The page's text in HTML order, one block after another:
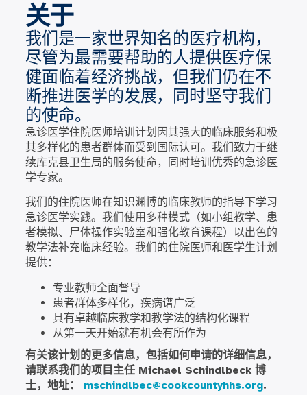
关于
我们是一家世界知名的医疗机构，
尽管为最需要帮助的人提供医疗保
健面临着经济挑战，但我们仍在不
断推进医学的发展，同时坚守我们
的使命。
急诊医学住院医师培训计划因其强大的临床服务和极
其多样化的患者群体而受到国际认可。我们致力于继
续库克县卫生局的服务使命，同时培训优秀的急诊医
学专家。
我们的住院医师在知识渊博的临床教师的指导下学习
急诊医学实践。我们使用多种模式（如小组教学、患
者模拟、尸体操作实验室和强化教育课程）以出色的
教学法补充临床经验。我们的住院医师和医学生计划
提供：
专业教师全面督导
患者群体多样化，疾病谱广泛
具有卓越临床教学和教学法的结构化课程
从第一天开始就有机会有所作为
有关该计划的更多信息，包括如何申请的详细信息，
请联系我们的项目主任 Michael Schindlbeck 博
士，地址： mschindlbec@cookcountyhhs.org.